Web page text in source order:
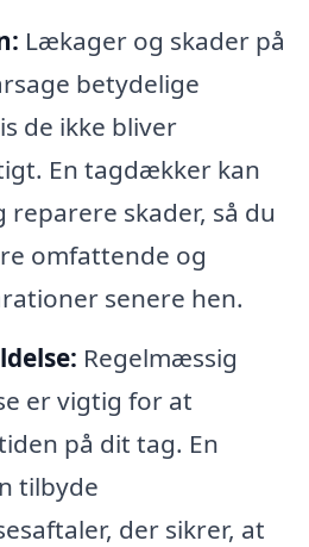
Lækager og skader på
betydelige
de ikke bliver
En tagdækker kan
skader, så du
omfattende og
senere hen.
Regelmæssig
er vigtig for at
på dit tag. En
tilbyde
der sikrer, at